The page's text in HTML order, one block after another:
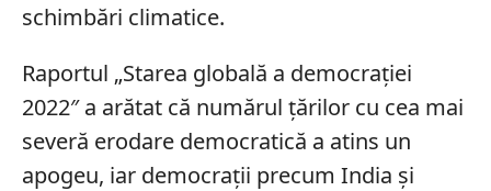
schimbări climatice.
Raportul „Starea globală a democrației
2022″ a arătat că numărul țărilor cu cea mai
severă erodare democratică a atins un
apogeu, iar democrații precum India și